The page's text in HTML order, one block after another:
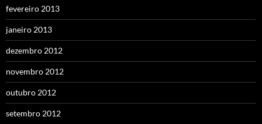
fevereiro 2013
janeiro 2013
dezembro 2012
novembro 2012
outubro 2012
setembro 2012